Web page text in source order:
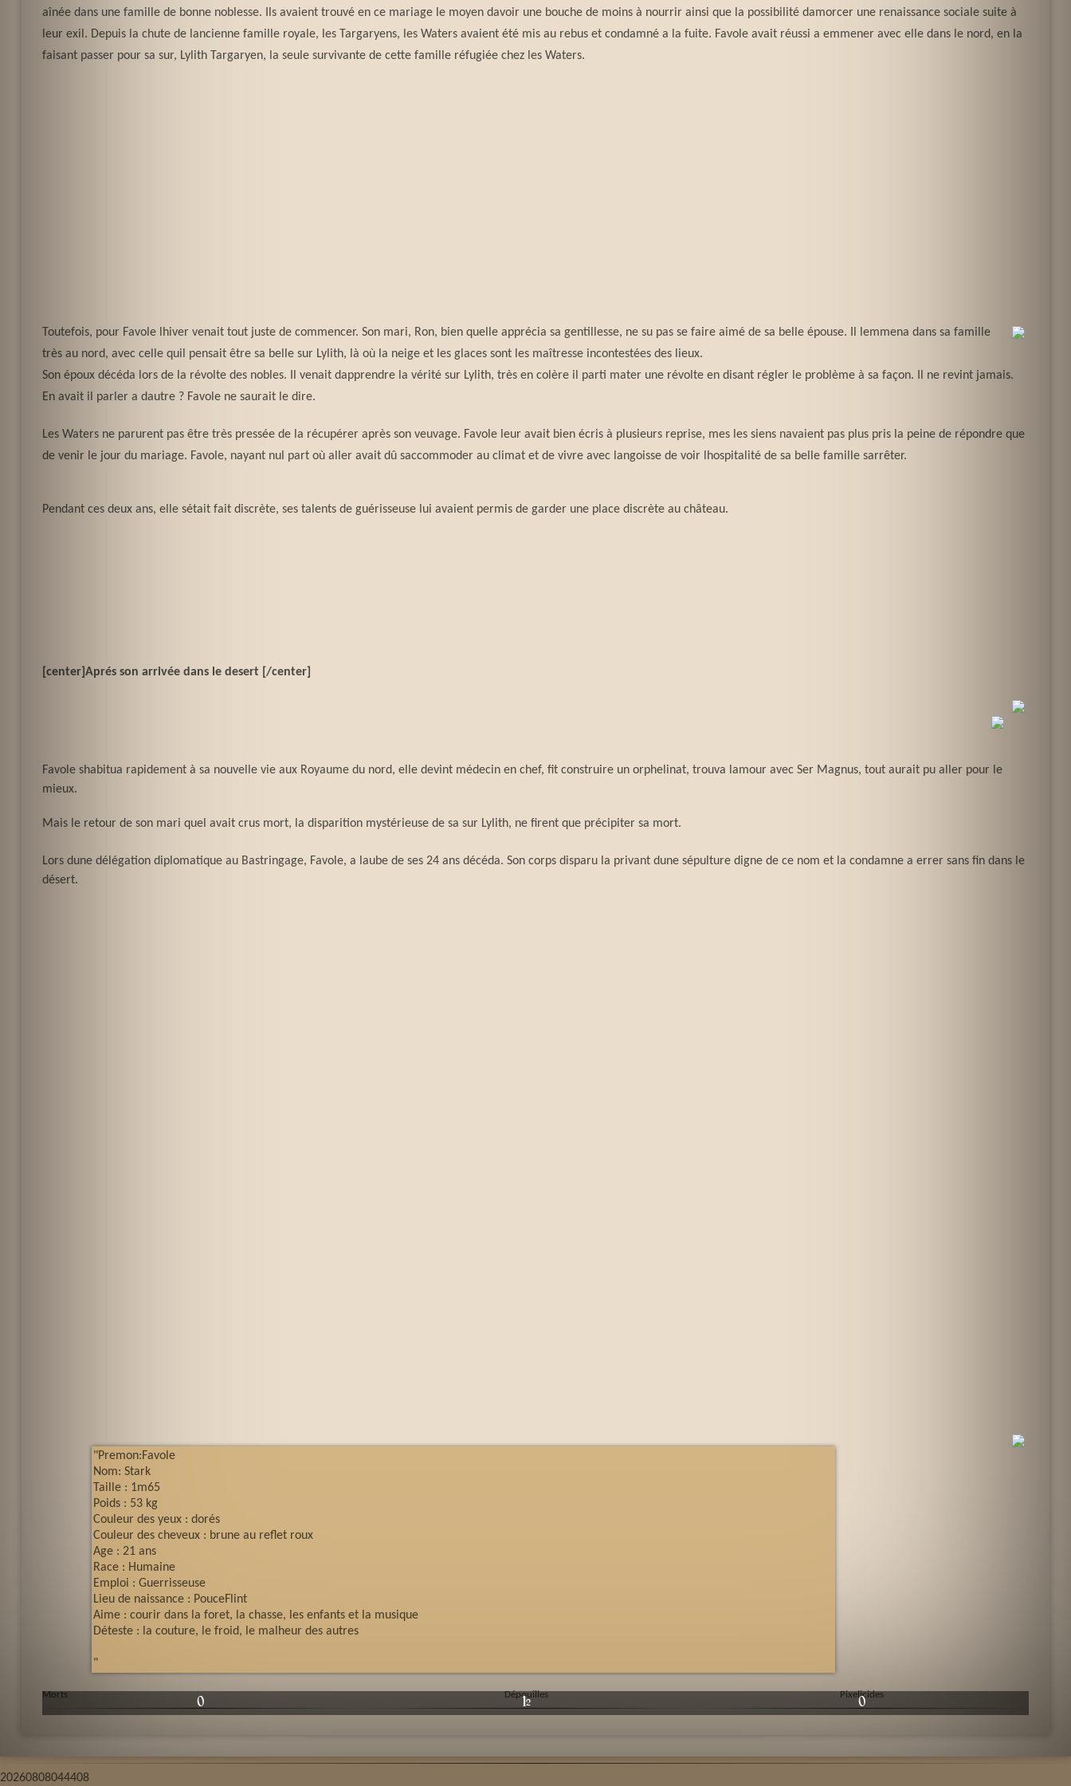
aînée dans une famille de bonne noblesse. Ils avaient trouvé en ce mariage le moyen davoir une bouche de moins à nourrir ainsi que la possibilité damorcer une renaissance sociale suite à
leur exil. Depuis la chute de lancienne famille royale, les Targaryens, les Waters avaient été mis au rebus et condamné a la fuite. Favole avait réussi a emmener avec elle dans le nord, en la
faisant passer pour sa sur, Lylith Targaryen, la seule survivante de cette famille réfugiée chez les Waters.
Toutefois, pour Favole lhiver venait tout juste de commencer. Son mari, Ron, bien quelle apprécia sa gentillesse, ne su pas se faire aimé de sa belle épouse. Il lemmena dans sa famille
très au nord, avec celle quil pensait être sa belle sur Lylith, là où la neige et les glaces sont les maîtresse incontestées des lieux.
Son époux décéda lors de la révolte des nobles. Il venait dapprendre la vérité sur Lylith, très en colère il parti mater une révolte en disant régler le problème à sa façon. Il ne revint jamais.
En avait il parler a dautre ? Favole ne saurait le dire.
Les Waters ne parurent pas être très pressée de la récupérer après son veuvage. Favole leur avait bien écris à plusieurs reprise, mes les siens navaient pas plus pris la peine de répondre que
de venir le jour du mariage. Favole, nayant nul part où aller avait dû saccommoder au climat et de vivre avec langoisse de voir lhospitalité de sa belle famille sarrêter.
Pendant ces deux ans, elle sétait fait discrète, ses talents de guérisseuse lui avaient permis de garder une place discrète au château.
[center]Aprés son arrivée dans le desert [/center]
Favole shabitua rapidement à sa nouvelle vie aux Royaume du nord, elle devint médecin en chef, fit construire un orphelinat, trouva lamour avec Ser Magnus, tout aurait pu aller pour le
mieux.
Mais le retour de son mari quel avait crus mort, la disparition mystérieuse de sa sur Lylith, ne firent que précipiter sa mort.
Lors dune délégation diplomatique au Bastringage, Favole, a laube de ses 24 ans décéda. Son corps disparu la privant dune sépulture digne de ce nom et la condamne a errer sans fin dans le
désert.
"Premon:Favole
Nom: Stark
Taille : 1m65
Poids : 53 kg
Couleur des yeux : dorés
Couleur des cheveux : brune au reflet roux
Age : 21 ans
Race : Humaine
Emploi : Guerrisseuse
Lieu de naissance : PouceFlint
Aime : courir dans la foret, la chasse, les enfants et la musique
Déteste : la couture, le froid, le malheur des autres
"
Morts
0
Dépouilles
12
Pixelicides
0
20260808044408